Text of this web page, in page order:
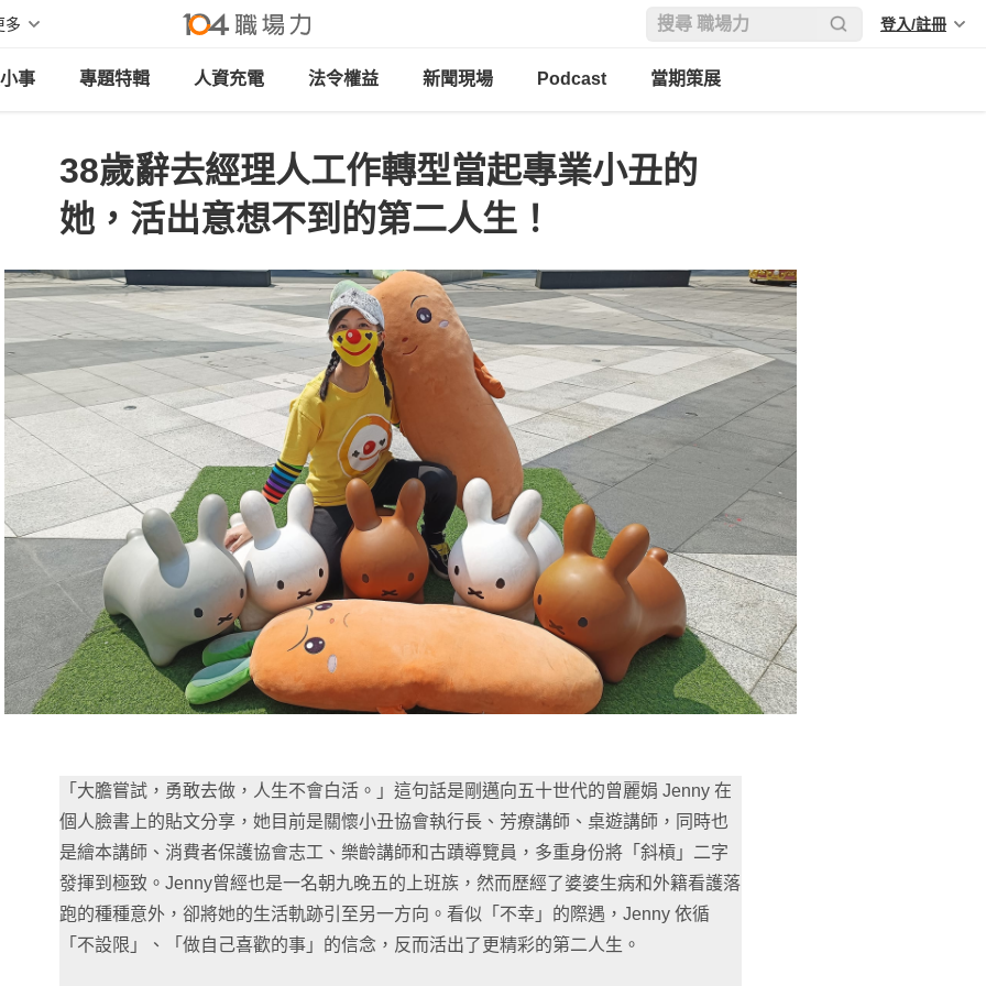
多 登入/註冊
事 專題特輯 人資充電 法令權益 新聞現場 Podcast 當期策展
38歲辭去經理人工作轉型當起專業小丑的
她，活出意想不到的第二人生！
「大膽嘗試，勇敢去做，人生不會白活。」這句話是剛邁向五十世代的曾麗娟 Jenny 在
個人臉書上的貼文分享，她目前是關懷小丑協會執行長、芳療講師、桌遊講師，同時也
是繪本講師、消費者保護協會志工、樂齡講師和古蹟導覽員，多重身份將「斜槓」二字
發揮到極致。Jenny曾經也是一名朝九晚五的上班族，然而歷經了婆婆生病和外籍看護落
跑的種種意外，卻將她的生活軌跡引至另一方向。看似「不幸」的際遇，Jenny 依循
「不設限」、「做自己喜歡的事」的信念，反而活出了更精彩的第二人生。